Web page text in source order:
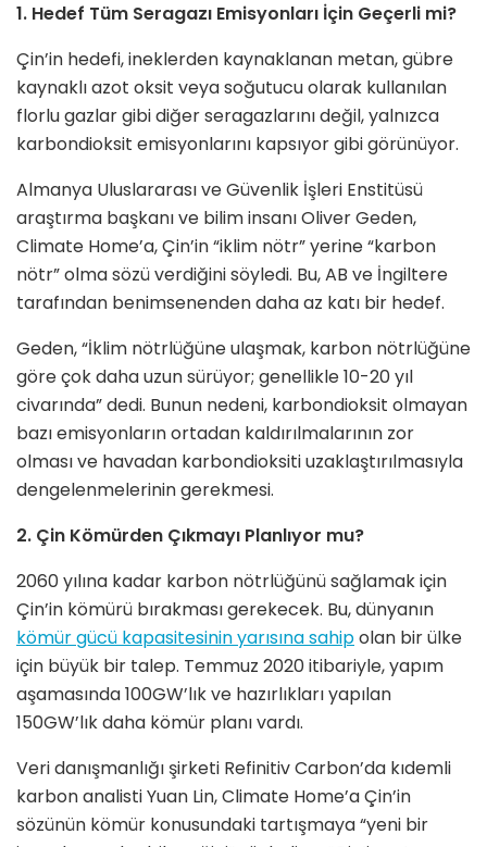
1. Hedef Tüm Seragazı Emisyonları İçin Geçerli mi?
Çin’in hedefi, ineklerden kaynaklanan metan, gübre
kaynaklı azot oksit veya soğutucu olarak kullanılan
florlu gazlar gibi diğer seragazlarını değil, yalnızca
karbondioksit emisyonlarını kapsıyor gibi görünüyor.
Almanya Uluslararası ve Güvenlik İşleri Enstitüsü
araştırma başkanı ve bilim insanı Oliver Geden,
Climate Home’a, Çin’in “iklim nötr” yerine “karbon
nötr” olma sözü verdiğini söyledi. Bu, AB ve İngiltere
tarafından benimsenenden daha az katı bir hedef.
Geden, “İklim nötrlüğüne ulaşmak, karbon nötrlüğüne
göre çok daha uzun sürüyor; genellikle 10-20 yıl
civarında” dedi. Bunun nedeni, karbondioksit olmayan
bazı emisyonların ortadan kaldırılmalarının zor
olması ve havadan karbondioksiti uzaklaştırılmasıyla
dengelenmelerinin gerekmesi.
2. Çin Kömürden Çıkmayı Planlıyor mu?
2060 yılına kadar karbon nötrlüğünü sağlamak için
Çin’in kömürü bırakması gerekecek. Bu, dünyanın
kömür gücü kapasitesinin yarısına sahipolan bir ülke
için büyük bir talep. Temmuz 2020 itibariyle, yapım
aşamasında 100GW’lık ve hazırlıkları yapılan
150GW’lık daha kömür planı vardı.
Veri danışmanlığı şirketi Refinitiv Carbon’da kıdemli
karbon analisti Yuan Lin, Climate Home’a Çin’in
sözünün kömür konusundaki tartışmaya “yeni bir